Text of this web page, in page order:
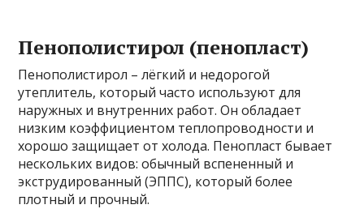
Пенополистирол (пенопласт)
Пенополистирол – лёгкий и недорогой
утеплитель, который часто используют для
наружных и внутренних работ. Он обладает
низким коэффициентом теплопроводности и
хорошо защищает от холода. Пенопласт бывает
нескольких видов: обычный вспененный и
экструдированный (ЭППС), который более
плотный и прочный.